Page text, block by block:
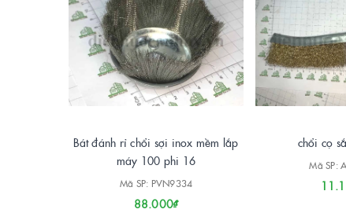
Bát đánh rỉ chổi sợi inox mềm lắp
máy 100 phi 16
Mã SP: PVN9334
88.000₫
chổi cọ
Mã SP: